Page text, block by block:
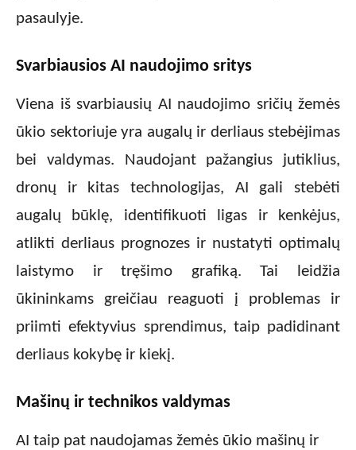
pasaulyje.
Svarbiausios AI naudojimo sritys
Viena iš svarbiausių AI naudojimo sričių žemės
ūkio sektoriuje yra augalų ir derliaus stebėjimas
bei valdymas. Naudojant pažangius jutiklius,
dronų ir kitas technologijas, AI gali stebėti
augalų būklę, identifikuoti ligas ir kenkėjus,
atlikti derliaus prognozes ir nustatyti optimalų
laistymo ir tręšimo grafiką. Tai leidžia
ūkininkams greičiau reaguoti į problemas ir
priimti efektyvius sprendimus, taip padidinant
derliaus kokybę ir kiekį.
Mašinų ir technikos valdymas
AI taip pat naudojamas žemės ūkio mašinų ir